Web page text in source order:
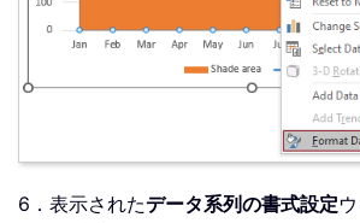
6．表示されたデータ系列の書式設定